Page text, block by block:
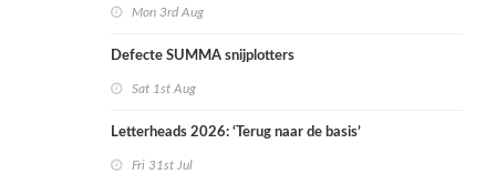
Mon 3rd Aug
Defecte SUMMA snijplotters
Sat 1st Aug
Letterheads 2026: ‘Terug naar de basis’
Fri 31st Jul